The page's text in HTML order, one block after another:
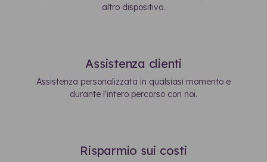
altro dispositivo.
Assistenza clienti
Assistenza personalizzata in qualsiasi momento e
durante l'intero percorso con noi.
Risparmio sui costi